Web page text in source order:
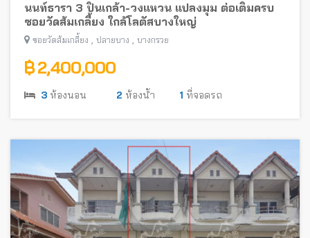
นนท์ธารา 3 ปิ่นเกล้า-วงแหวน แปลงมุม ต่อเติมครบ
ซอยวัดส้มเกลี้ยง ใกล้โลตัสบางใหญ่
ซอยวัดส้มเกลี้ยง , ปลายบาง , บางกรวย
฿ 2,400,000
3 ห้องนอน 2 ห้องน้ำ 1 ที่จอดรถ